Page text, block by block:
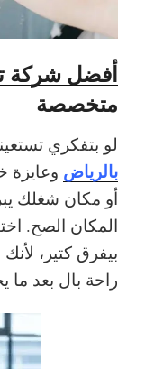
أفضل شركة
متخصصة
لو بتفكري
بالرياض وعايزة
أو مكان شغلك
المكان الصح.
بيفرق كتير،
راحة بال بعد